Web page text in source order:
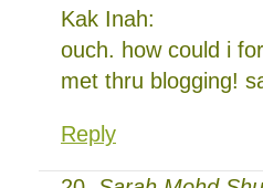
Kak Inah:
ouch. how could i
met thru blogging!
Reply